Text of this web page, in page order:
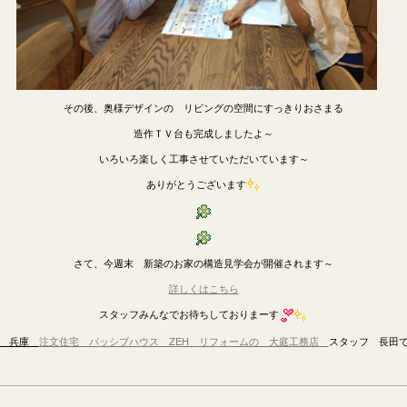
その後、奥様デザインの リビングの空間にすっきりおさまる
造作ＴＶ台も完成しましたよ～
いろいろ楽しく工事させていただいています～
ありがとうございます
さて、今週末 新築のお家の構造見学会が開催されます～
詳しくはこちら
スタッフみんなでお待ちしておりまーす
兵庫 注文住宅 パッシブハウス ZEH リフォームの 大庭工務店 スタッフ 長田